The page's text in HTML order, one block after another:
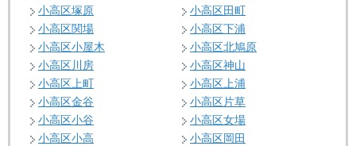
小高区塚原
小高区田町
小高区関場
小高区下浦
小高区小屋木
小高区北鳩原
小高区川房
小高区神山
小高区上町
小高区上浦
小高区金谷
小高区片草
小高区小谷
小高区女場
小高区小高
小高区岡田